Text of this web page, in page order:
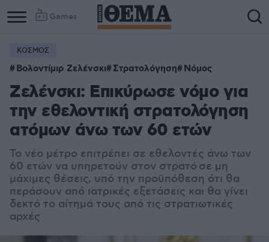
Games
ΚΟΣΜΟΣ
Βολοντίμιρ Ζελένσκι Στρατολόγηση Νόμος
Ζελένσκι: Επικύρωσε νόμο για
την εθελοντική στρατολόγηση
ατόμων άνω των 60 ετών
Το νέο μέτρο επιτρέπει σε εθελοντές άνω των
60 ετών να υπηρετούν στον στρατό σε μη
μάχιμες θέσεις, υπό την προϋπόθεση ότι θα
περάσουν από ιατρικές εξετάσεις και θα γίνει
δεκτό το αίτημά τους από τις στρατιωτικές
αρχές